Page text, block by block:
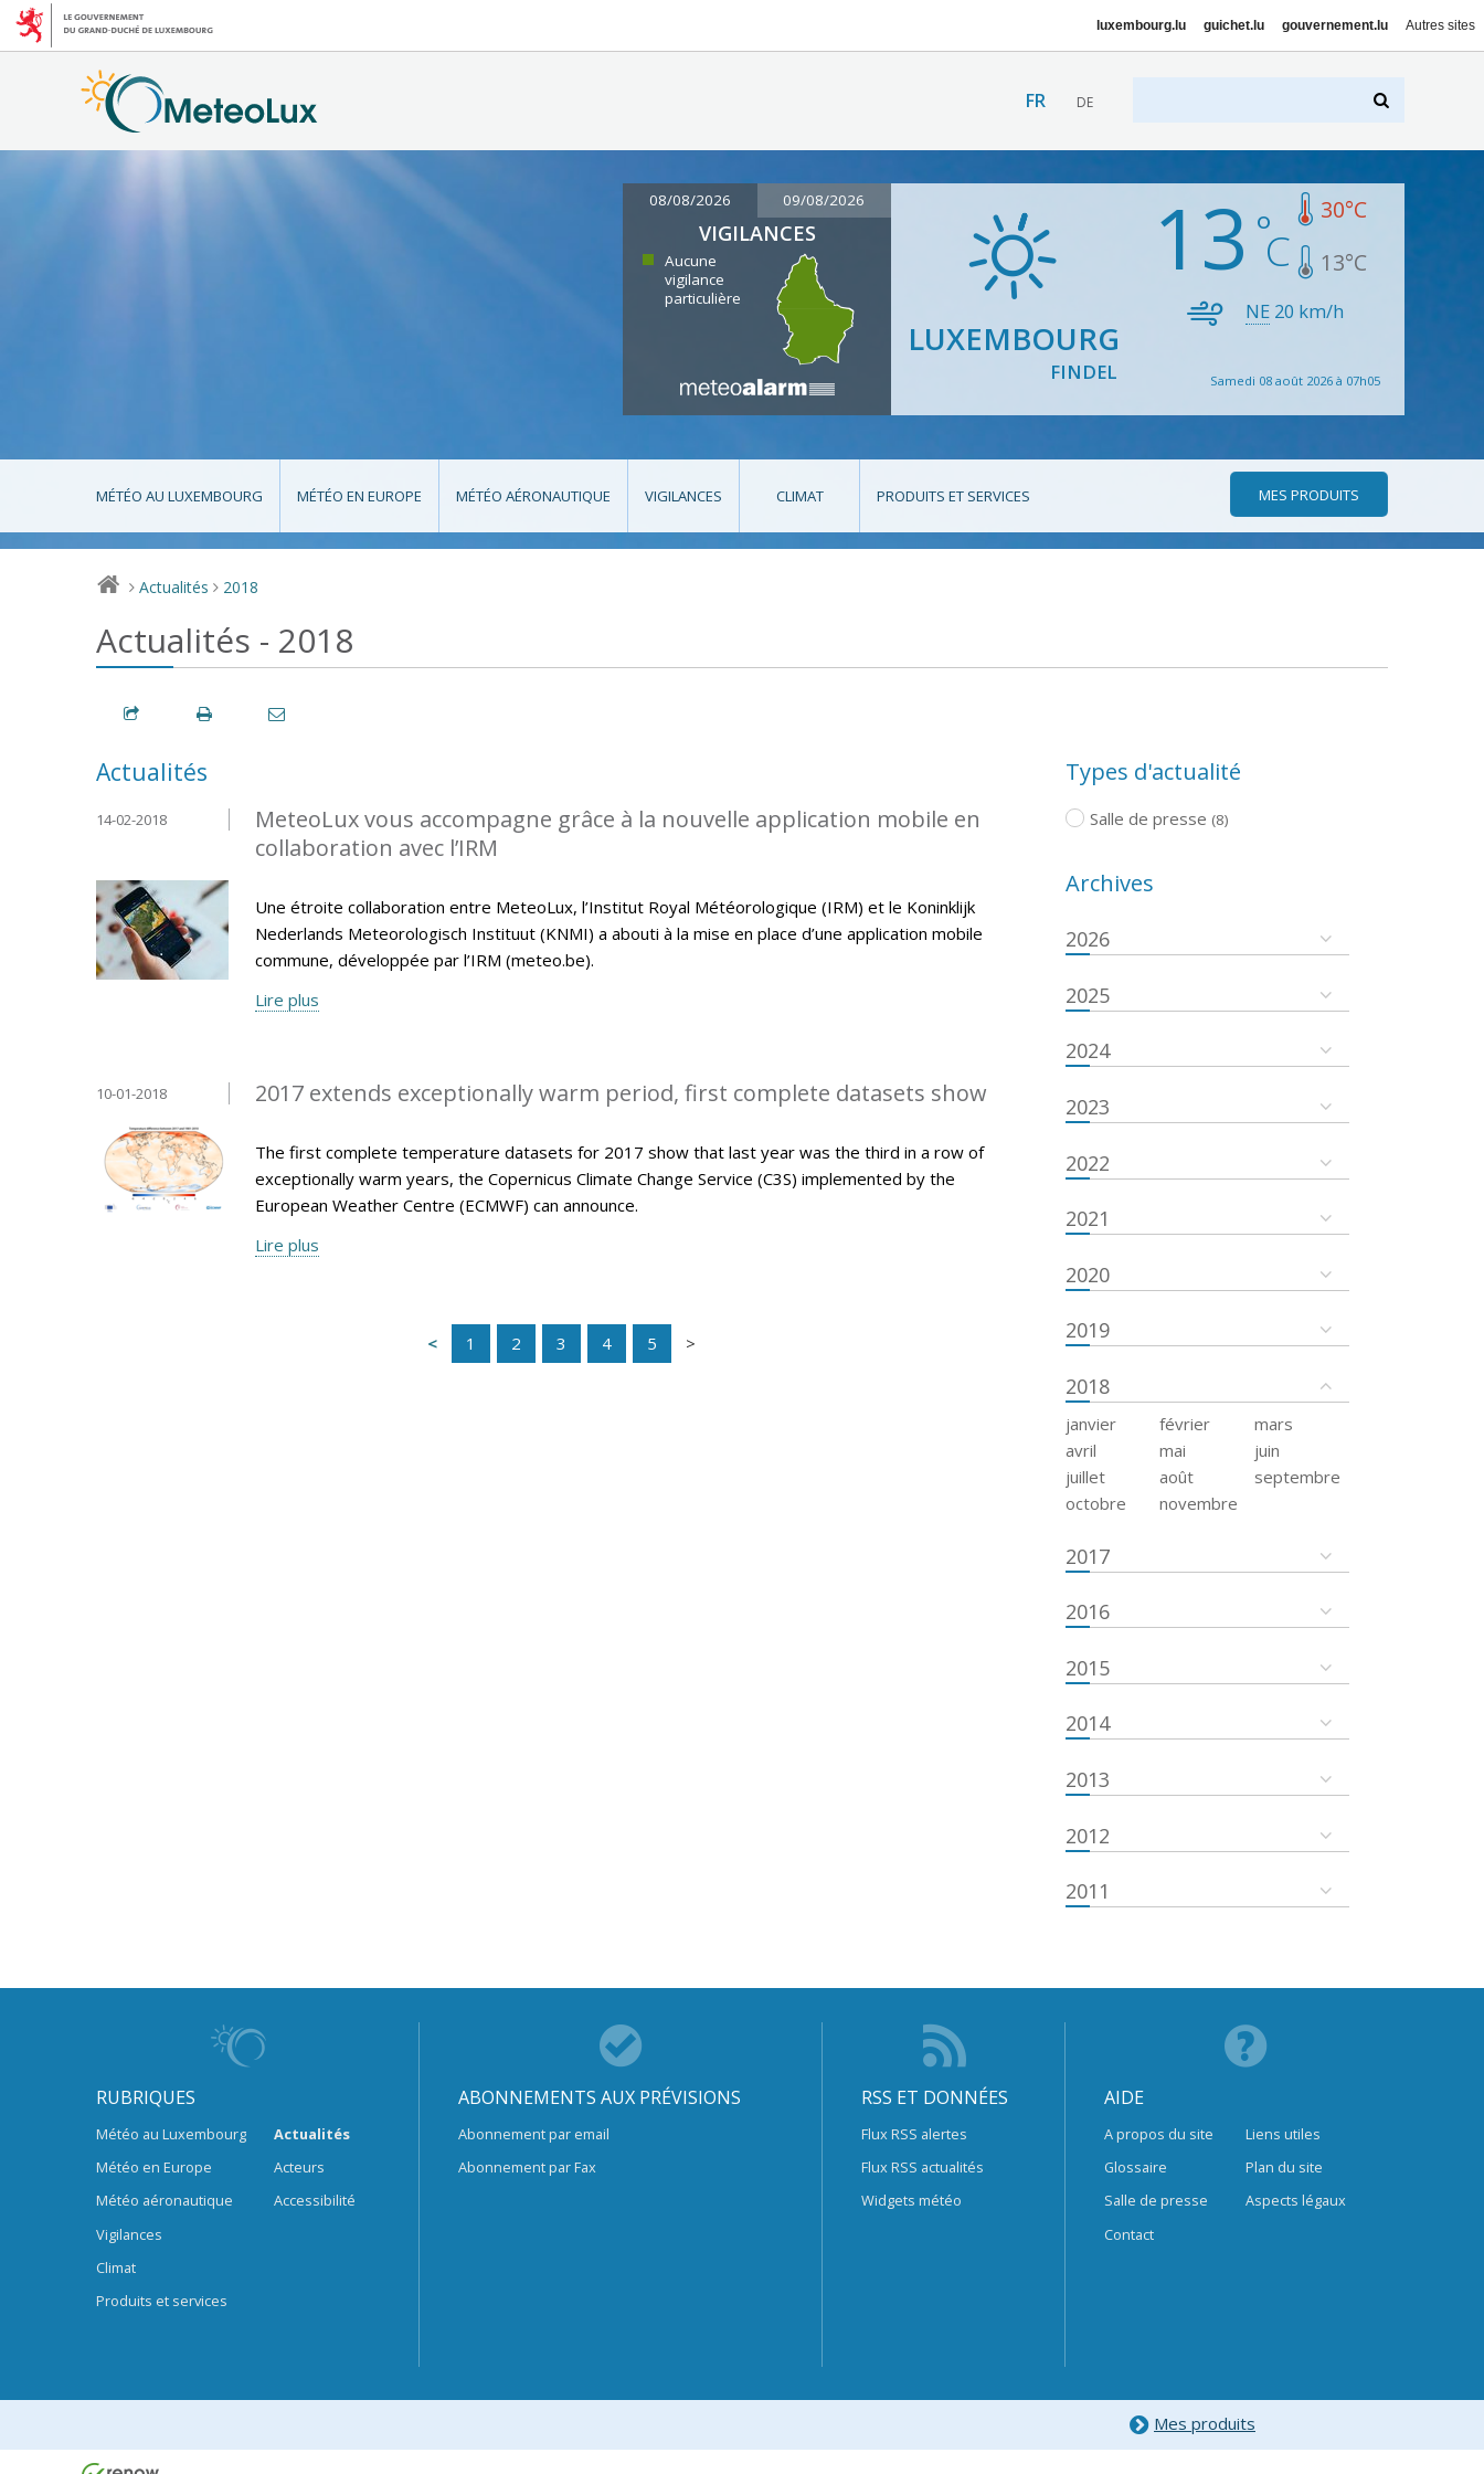
luxembourg.lu guichet.lu gouvernement.lu Autres sites
FR DE
08/08/2026 09/08/2026
VIGILANCES
Aucune
vigilance
particulière
LUXEMBOURG
FINDEL
13 30°C
13°C
NE 20 km/h
Samedi 08 août 2026 à 07h05
MÉTÉO AU LUXEMBOURG MÉTÉO EN EUROPE MÉTÉO AÉRONAUTIQUE VIGILANCES CLIMAT PRODUITS ET SERVICES MES PRODUITS
> Actualités > 2018
Actualités - 2018
Actualités
MeteoLux vous accompagne grâce à la nouvelle application mobile en
collaboration avec l’IRM
14-02-2018
Une étroite collaboration entre MeteoLux, l’Institut Royal Météorologique (IRM) et le Koninklijk
Nederlands Meteorologisch Instituut (KNMI) a abouti à la mise en place d’une application mobile
commune, développée par l’IRM (meteo.be).
Lire plus
2017 extends exceptionally warm period, first complete datasets show
10-01-2018
The first complete temperature datasets for 2017 show that last year was the third in a row of
exceptionally warm years, the Copernicus Climate Change Service (C3S) implemented by the
European Weather Centre (ECMWF) can announce.
Lire plus
1 2 3 4 5
Types d'actualité
Salle de presse (8)
Archives
2026
2025
2024
2023
2022
2021
2020
2019
2018
janvier février
mars
avril
mai
juin
juillet
août
septembre
octobre
novembre
2017
2016
2015
2014
2013
2012
2011
RUBRIQUES
Météo au Luxembourg
Météo en Europe
Météo aéronautique
Vigilances
Climat
Produits et services
Actualités
Acteurs
Accessibilité
ABONNEMENTS AUX PRÉVISIONS
Abonnement par email
Abonnement par Fax
RSS ET DONNÉES
Flux RSS alertes
Flux RSS actualités
Widgets météo
AIDE
A propos du site
Glossaire
Salle de presse
Contact
Liens utiles
Plan du site
Aspects légaux
Mes produits